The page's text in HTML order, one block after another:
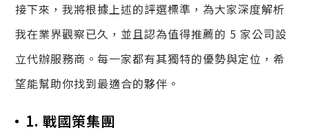
接下來，我將根據上述的評選標準，為大家深度解析
我在業界觀察已久，並且認為值得推薦的 5 家公司設
立代辦服務商。每一家都有其獨特的優勢與定位，希
望能幫助你找到最適合的夥伴。
1. 戰國策集團